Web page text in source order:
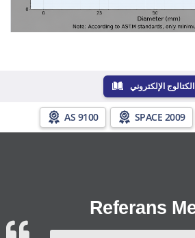
الكتالوج الإلكتروني
AS 9100 SPACE 2009
Referans